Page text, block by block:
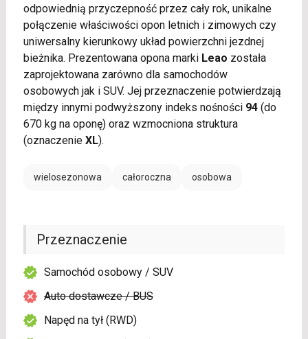
odpowiednią przyczepność przez cały rok, unikalne
połączenie właściwości opon letnich i zimowych czy
uniwersalny kierunkowy układ powierzchni jezdnej
bieżnika. Prezentowana opona marki Leao została
zaprojektowana zarówno dla samochodów
osobowych jak i SUV. Jej przeznaczenie potwierdzają
między innymi podwyższony indeks nośności 94(do
670 kg na oponę) oraz wzmocniona struktura
(oznaczenie XL).
wielosezonowa całoroczna osobowa
Przeznaczenie
Samochód osobowy / SUV
Auto dostawcze / BUS
Napęd na tył (RWD)